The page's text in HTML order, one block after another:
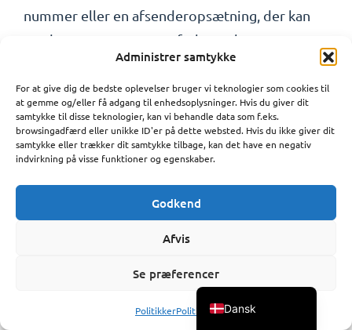
Administrer samtykke
For at give dig de bedste oplevelser bruger vi teknologier som cookies til
at gemme og/eller få adgang til enhedsoplysninger. Hvis du giver dit
samtykke til disse teknologier, kan vi behandle data som f.eks.
browsingadfærd eller unikke ID'er på dette websted. Hvis du ikke giver dit
samtykke eller trækker dit samtykke tilbage, kan det have en negativ
indvirkning på visse funktioner og egenskaber.
Godkend
Afvis
Se præferencer
PolitikkerPolitikker
nummer eller en afsenderopsætning, der kan
modtage svar, samt en aftale om hvor svarene
skal håndteres.
Er SMS egnet til marketing?
Ja, SMS kan være meget effektivt til marketing,
segmentering, timing og afmelding. Læs også
vores guide tilSMS markedsføring.
Konklusion: Vælg
gateway efter behov –
Dansk
Português
Polski